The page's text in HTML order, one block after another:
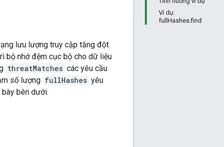
Ví dụ:
fullHashes.find
lưu lượng truy cập tăng đột
bộ nhớ đệm cục bộ cho dữ liệu
threatMatches các yêu cầu
số lượng fullHashes yêu
bên dưới.